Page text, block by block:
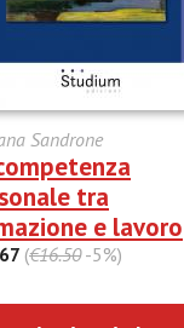
Sandrone
tra
e lavoro
(€16.50-5%)